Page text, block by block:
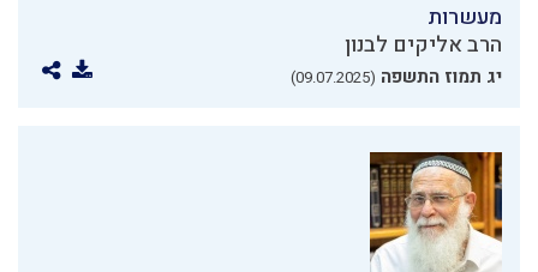
מעשרות
הרב אליקים לבנון
יג תמוז התשפה (09.07.2025)